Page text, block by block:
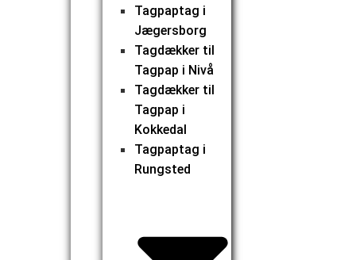
Tagpaptag i
Jægersborg
Tagdækker til
Tagpap i Nivå
Tagdækker til
Tagpap i
Kokkedal
Tagpaptag i
Rungsted